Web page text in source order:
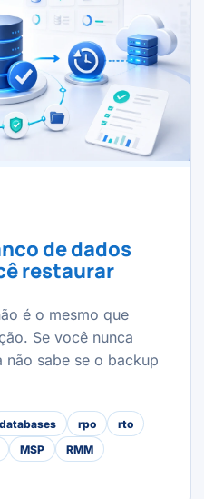
de dados
restaurar
é o mesmo que
Se você nunca
não sabe se o backup
databases rpo
rto
MSP
RMM